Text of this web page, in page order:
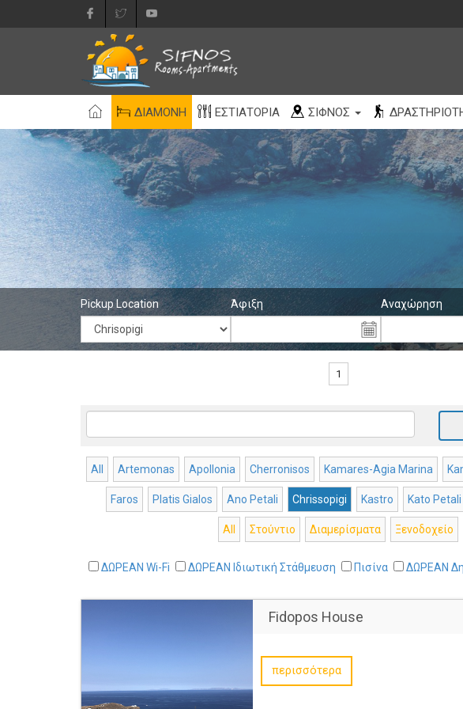
ΔΙΑΜΟΝΉ ΕΣΤΙΑΤΌΡΙΑ ΣΊΦΝΟΣ
Pickup Location Άφιξη Αναχώρηση
1
All Artemonas Apollonia Cherronisos Kamares-Agia Marina
Faros Platis Gialos Ano Petali Chrissopigi Kastro Kato Petali
All Στούντιο Διαμερίσματα Ξενοδοχείο
ΔΩΡΕΑΝ Wi-Fi ΔΩΡΕΑΝ Ιδιωτική Στάθμευση Πισίνα ΔΩΡΕΑΝ
Fidopos House
περισσότερα